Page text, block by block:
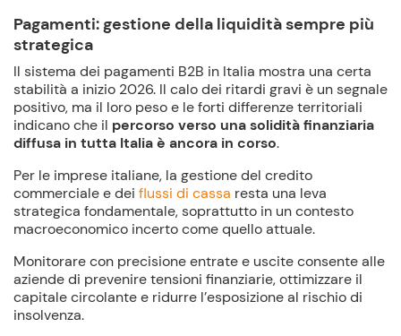
Pagamenti: gestione della liquidità sempre più
strategica
Il sistema dei pagamenti B2B in Italia mostra una certa
stabilità a inizio 2026. Il calo dei ritardi gravi è un segnale
positivo, ma il loro peso e le forti differenze territoriali
indicano che il percorso verso una solidità finanziaria
diffusa in tutta Italia è ancora in corso.
Per le imprese italiane, la gestione del credito
commerciale e dei flussi di cassa resta una leva
strategica fondamentale, soprattutto in un contesto
macroeconomico incerto come quello attuale.
Monitorare con precisione entrate e uscite consente alle
aziende di prevenire tensioni finanziarie, ottimizzare il
capitale circolante e ridurre l’esposizione al rischio di
insolvenza.